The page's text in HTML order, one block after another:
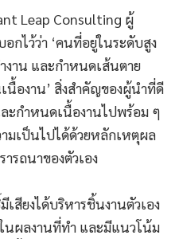
Leap Consulting ผู้
กไว้ว่า ‘คนที่อยู่ในระดับสูง
งาน และกำหนดเส้นตาย
นื้องาน’ สิ่งสำคัญของผู้นำที่ดี
ะกำหนดเนื้องานไปพร้อม ๆ
มเป็นไปได้ด้วยหลักเหตุผล
รถนาของตัวเอง
สียงได้บริหารชิ้นงานตัวเอง
นผลงานที่ทำ และมีแนวโน้ม